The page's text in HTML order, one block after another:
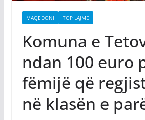
MAQEDONI TOP LAJME
Komuna e
ndan 100 euro
fëmijë që
në klasën e